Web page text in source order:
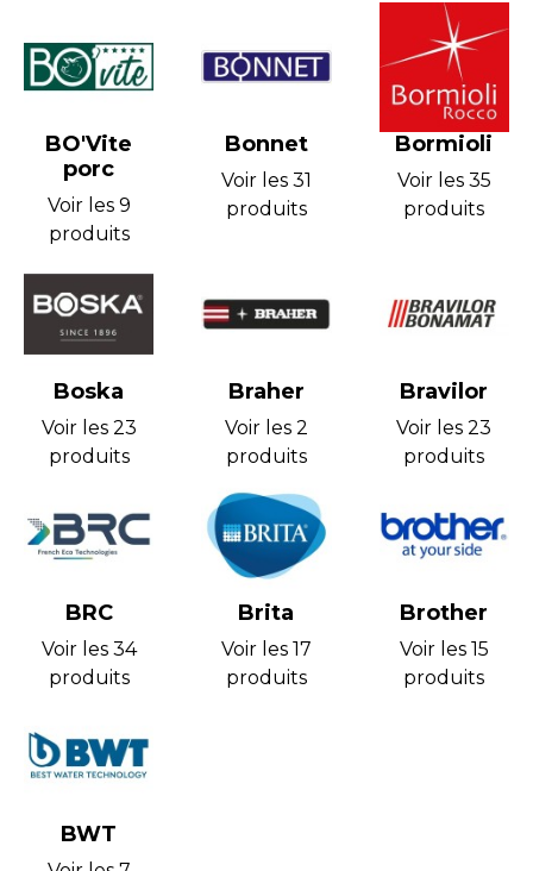
BO'Vite
porc
Voir les 9
produits
Bonnet
Voir les 31
produits
Bormioli
Voir les 35
produits
Boska
Voir les 23
produits
Braher
Voir les 2
produits
Bravilor
Voir les 23
produits
BRC
Voir les 34
produits
Brita
Voir les 17
produits
Brother
Voir les 15
produits
BWT